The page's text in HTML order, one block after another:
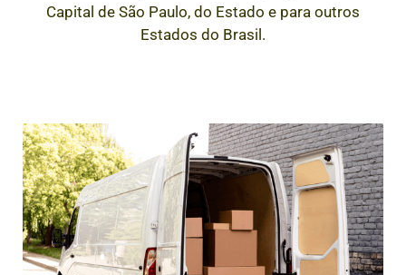
Capital de São Paulo, do Estado e para outros
Estados do Brasil.